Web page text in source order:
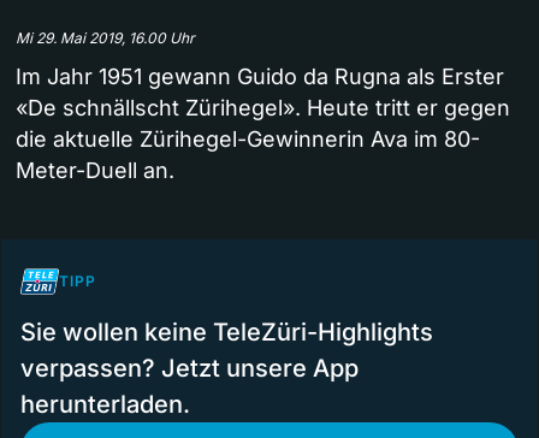
Mi 29. Mai 2019, 16.00 Uhr
Im Jahr 1951 gewann Guido da Rugna als Erster
«De schnällscht Zürihegel». Heute tritt er gegen
die aktuelle Zürihegel-Gewinnerin Ava im 80-
Meter-Duell an.
TIPP
Sie wollen keine TeleZüri-Highlights
verpassen? Jetzt unsere App
herunterladen.